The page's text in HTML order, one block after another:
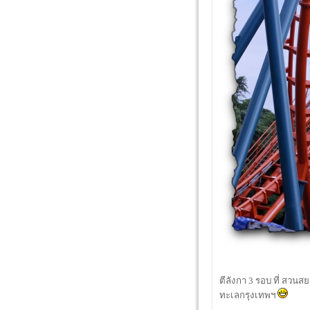
ตีลังกา 3 รอบ ที่ สวนส
ทะเลกรุงเทพฯ